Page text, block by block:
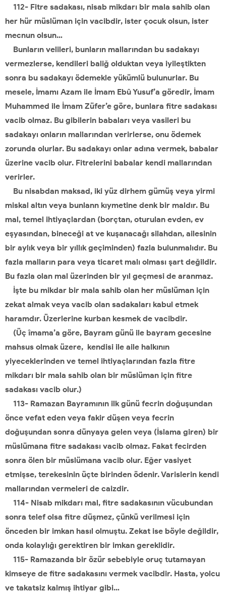
112- Fitre sadakası, nisab mikdarı bir mala sahib olan
her hür müslüman için vacibdir, ister çocuk olsun, ister
mecnun olsun…
Bunların velileri, bunların mallarından bu sadakayı
vermezlerse, kendileri baliğ olduktan veya iyileştikten
sonra bu sadakayı ödemekle yükümlü bulunurlar. Bu
mesele, İmamı Azam ile İmam Ebû Yusuf’a göredir, İmam
Muhammed ile İmam Züfer’e göre, bunlara fitre sadakası
vacib olmaz. Bu gibilerin babaları veya vasileri bu
sadakayı onların mallarından verirlerse, onu ödemek
zorunda olurlar. Bu sadakayı onlar adına vermek, babalar
üzerine vacib olur. Fitrelerini babalar kendi mallarından
verirler.
Bu nisabdan maksad, iki yüz dirhem gümüş veya yirmi
miskal altın veya bunlann kıymetine denk bir maldır. Bu
mal, temel ihtiyaçlardan (borçtan, oturulan evden, ev
eşyasından, bineceği at ve kuşanacağı silahdan, ailesinin
bir aylık veya bir yıllık geçiminden) fazla bulunmalıdır. Bu
fazla malların para veya ticaret malı olması şart değildir.
Bu fazla olan mal üzerinden bir yıl geçmesi de aranmaz.
İşte bu mikdar bir mala sahib olan her müslüman için
zekat almak veya vacib olan sadakaları kabul etmek
haramdır. Üzerlerine kurban kesmek de vacibdir.
(Üç îmama’a göre, Bayram günü ile bayram gecesine
mahsus olmak üzere, kendisi ile aile halkının
yiyeceklerinden ve temel ihtiyaçlarından fazla fitre
mikdarı bir mala sahib olan bir müslüman için fitre
sadakası vacib olur.)
113- Ramazan Bayramının ilk günü fecrin doğuşundan
önce vefat eden veya fakir düşen veya fecrin
doğuşundan sonra dünyaya gelen veya (İslama giren) bir
müslümana fitre sadakası vacib olmaz. Fakat fecirden
sonra ölen bir müslümana vacib olur. Eğer vasiyet
etmişse, terekesinin üçte birinden ödenir. Varislerin kendi
mallarından vermeleri de caizdir.
114- Nisab mikdarı mal, fitre sadakasının vücubundan
sonra telef olsa fitre düşmez, çünkü verilmesi için
önceden bir imkan hasıl olmuştu. Zekat ise böyle değildir,
onda kolaylığı gerektiren bir imkan gereklidir.
115- Ramazanda bir özür sebebiyle oruç tutamayan
kimseye de fitre sadakasını vermek vacibdir. Hasta, yolcu
ve takatsiz kalmış ihtiyar gibi…